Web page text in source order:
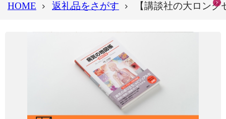
HOME 返礼品をさがす 【講談社の大ロン